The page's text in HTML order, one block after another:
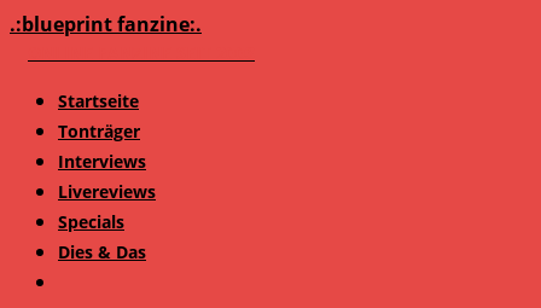
Zum
.:blueprint fanzine:.
Startseite
Tonträger
Interviews
Livereviews
Specials
Dies & Das